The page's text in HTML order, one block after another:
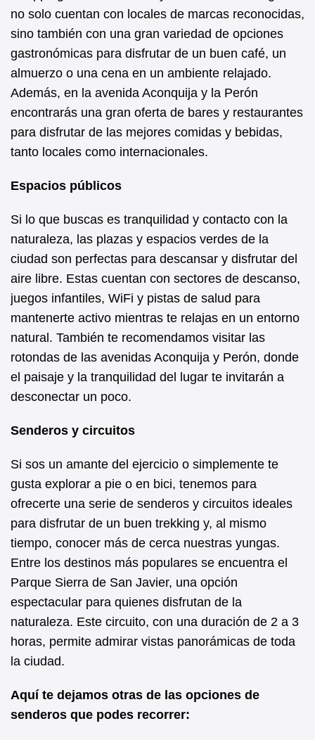
no solo cuentan con locales de marcas reconocidas,
sino también con una gran variedad de opciones
gastronómicas para disfrutar de un buen café, un
almuerzo o una cena en un ambiente relajado.
Además, en la avenida Aconquija y la Perón
encontrarás una gran oferta de bares y restaurantes
para disfrutar de las mejores comidas y bebidas,
tanto locales como internacionales.
Espacios públicos
Si lo que buscas es tranquilidad y contacto con la
naturaleza, las plazas y espacios verdes de la
ciudad son perfectas para descansar y disfrutar del
aire libre. Estas cuentan con sectores de descanso,
juegos infantiles, WiFi y pistas de salud para
mantenerte activo mientras te relajas en un entorno
natural. También te recomendamos visitar las
rotondas de las avenidas Aconquija y Perón, donde
el paisaje y la tranquilidad del lugar te invitarán a
desconectar un poco.
Senderos y circuitos
Si sos un amante del ejercicio o simplemente te
gusta explorar a pie o en bici, tenemos para
ofrecerte una serie de senderos y circuitos ideales
para disfrutar de un buen trekking y, al mismo
tiempo, conocer más de cerca nuestras yungas.
Entre los destinos más populares se encuentra el
Parque Sierra de San Javier, una opción
espectacular para quienes disfrutan de la
naturaleza. Este circuito, con una duración de 2 a 3
horas, permite admirar vistas panorámicas de toda
la ciudad.
Aquí te dejamos otras de las opciones de
senderos que podes recorrer: